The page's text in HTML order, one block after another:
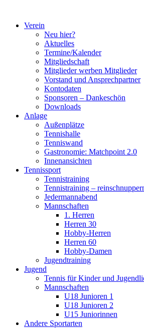
springenVerein
Neu hier?
Aktuelles
Termine/Kalender
Mitgliedschaft
Mitglieder werben Mitglieder
Vorstand und Ansprechpartner
Kontodaten
Sponsoren – Dankeschön
Downloads
Anlage
Außenplätze
Tennishalle
Tenniswand
Gastronomie: Matchpoint 2.0
Innenansichten
Tennissport
Tennistraining
Tennistraining –
Jedermannabend
Mannschaften
1. Herren
Herren 30
Hobby-Herren
Herren 60
Hobby-Damen
Jugendtraining
Jugend
Tennis für Kinder und
Mannschaften
U18 Junioren 1
U18 Junioren 2
U15 Juniorinnen
Andere Sportarten